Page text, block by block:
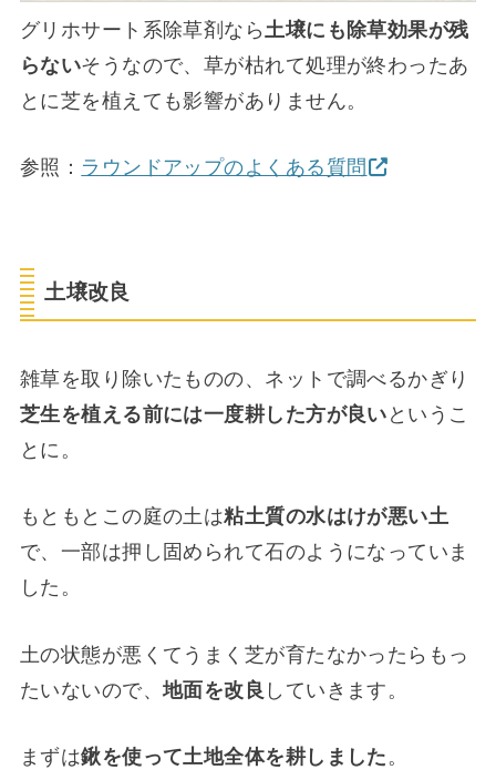
グリホサート系除草剤なら 土壌にも除草効果が残
らないそうなので、草が枯れて処理が終わったあ
とに芝を植えても影響がありません。
参照： ラウンドアップのよくある質問
土壌改良
雑草を取り除いたものの、ネットで調べるかぎり
芝生を植える前には一度耕した方が良い というこ
とに。
もともとこの庭の土は粘土質の水はけが悪い土
で、一部は押し固められて石のようになっていま
した。
土の状態が悪くてうまく芝が育たなかったらもっ
たいないので、地面を改良 していきます。
まずは鍬を使って土地全体を耕しました。